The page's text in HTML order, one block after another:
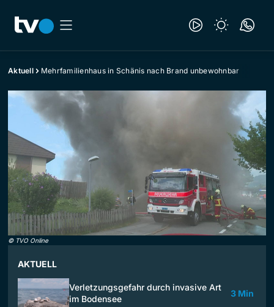
Aktuell Mehrfamilienhaus in Schänis nach Brand unbewohnbar
© TVO Online
AKTUELL
Verletzungsgefahr durch invasive Art
im Bodensee
3 Min